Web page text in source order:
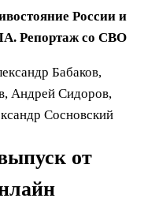
России и
Репортаж со СВО
Бабаков,
Андрей Сидоров,
Сосновский
от